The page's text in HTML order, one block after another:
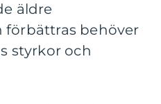
äldre
förbättras behöver
styrkor och